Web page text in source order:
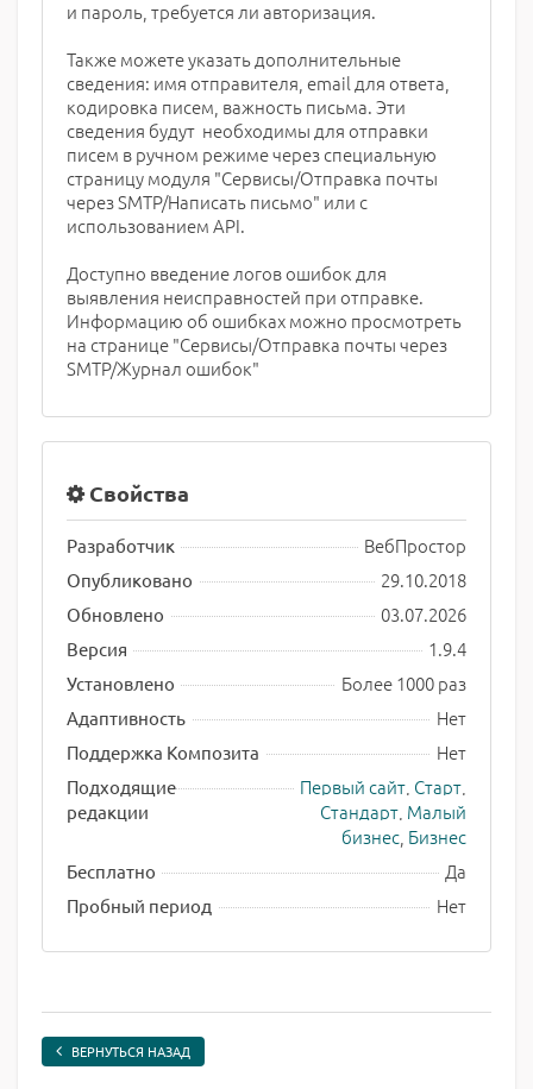
и пароль, требуется ли авторизация.
Также можете указать дополнительные
сведения: имя отправителя, email для ответа,
кодировка писем, важность письма. Эти
сведения будут необходимы для отправки
писем в ручном режиме через специальную
страницу модуля "Сервисы/Отправка почты
через SMTP/Написать письмо" или с
использованием API.
Доступно введение логов ошибок для
выявления неисправностей при отправке.
Информацию об ошибках можно просмотреть
на странице "Сервисы/Отправка почты через
SMTP/Журнал ошибок"
Свойства
Разработчик ВебПростор
Опубликовано 29.10.2018
Обновлено 03.07.2026
Версия 1.9.4
Установлено Более 1000 раз
Адаптивность Нет
Поддержка Композита Нет
Подходящие
редакции
Первый сайт Старт
Стандарт Малый
бизнес Бизнес
Бесплатно Да
Пробный период Нет
ВЕРНУТЬСЯ НАЗАД